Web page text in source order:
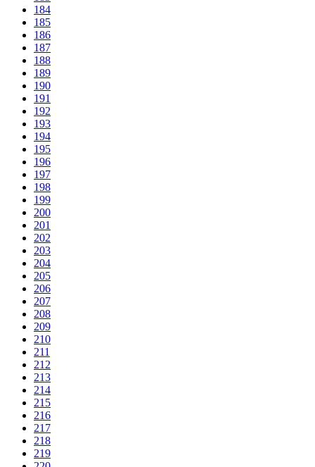
184
185
186
187
188
189
190
191
192
193
194
195
196
197
198
199
200
201
202
203
204
205
206
207
208
209
210
211
212
213
214
215
216
217
218
219